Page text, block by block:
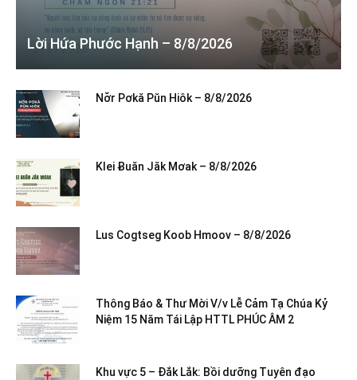
Lời Hứa Phước Hạnh – 8/8/2026
Nơ̆r Pơkă Pŭn Hiôk – 8/8/2026
Klei Ƀuăn Jăk Mơak – 8/8/2026
Lus Cogtseg Koob Hmoov – 8/8/2026
Thông Báo & Thư Mời V/v Lễ Cảm Tạ Chúa Kỷ
Niệm 15 Năm Tái Lập HTTL PHÚC ÂM 2
Khu vực 5 – Đắk Lắk: Bồi dưỡng Tuyên đạo